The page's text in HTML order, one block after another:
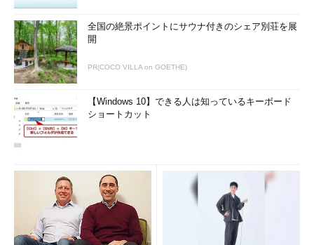
全国の絶景ポイントにサウナ付きのシェア別荘を展
開
PR(COCO VILLA on GOETHE)
【Windows 10】できる人は知っているキーボード
ショートカット